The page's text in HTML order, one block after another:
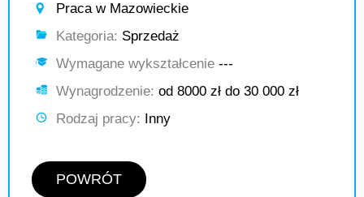
Praca w Mazowieckie
Kategoria: Sprzedaż
Wymagane wykształcenie ---
Wynagrodzenie: od 8000 zł do 30 000 zł
Rodzaj pracy: Inny
POWRÓT